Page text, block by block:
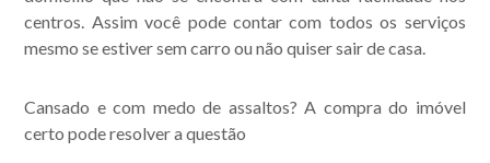
centros. Assim você pode contar com todos os serviços
mesmo se estiver sem carro ou não quiser sair de casa.
Cansado e com medo de assaltos? A compra do imóvel
certo pode resolver a questão